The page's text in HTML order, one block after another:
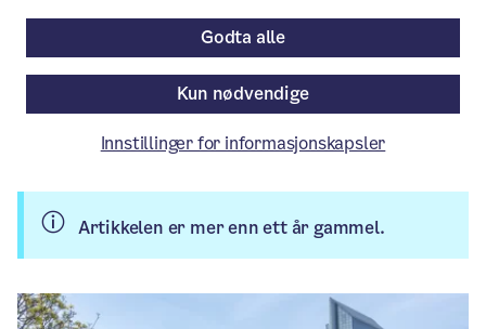
kollektivdekning, sier byrådsleder
Raymond Johansen.
Av Byrådsavdeling for byutvikling
Artikkelen er mer enn ett år gammel.
Kun nødvendige
Godta alle
Innstillinger for informasjonskapsler